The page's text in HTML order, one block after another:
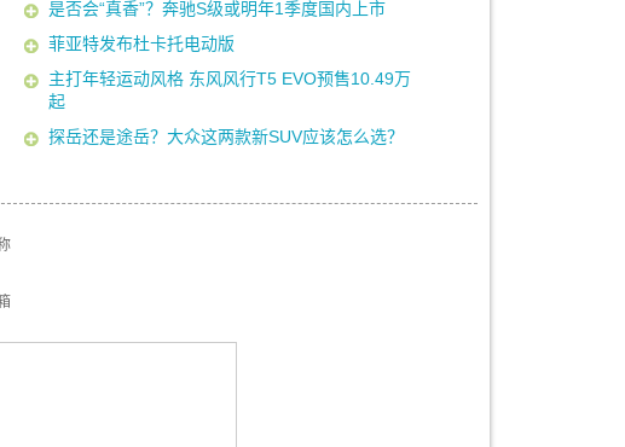
是否会“真香”？奔驰S级或明年1季度国内上市
菲亚特发布杜卡托电动版
主打年轻运动风格 东风风行T5 EVO预售10.49万
起
探岳还是途岳？大众这两款新SUV应该怎么选？